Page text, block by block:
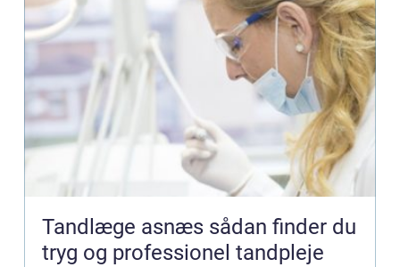
Tandlæge asnæs sådan finder du
tryg og professionel tandpleje